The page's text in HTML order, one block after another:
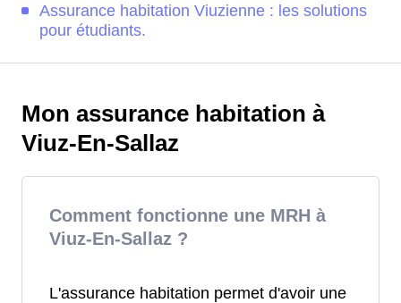
Assurance habitation Viuzienne : les solutions
pour étudiants.
Mon assurance habitation à
Viuz-En-Sallaz
Comment fonctionne une MRH à
Viuz-En-Sallaz ?
L'assurance habitation permet d'avoir une